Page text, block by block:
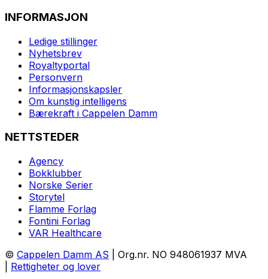
INFORMASJON
Ledige stillinger
Nyhetsbrev
Royaltyportal
Personvern
Informasjonskapsler
Om kunstig intelligens
Bærekraft i Cappelen Damm
NETTSTEDER
Agency
Bokklubber
Norske Serier
Storytel
Flamme Forlag
Fontini Forlag
VAR Healthcare
© Cappelen Damm AS | Org.nr. NO 948061937 MVA
Rettigheter og lover